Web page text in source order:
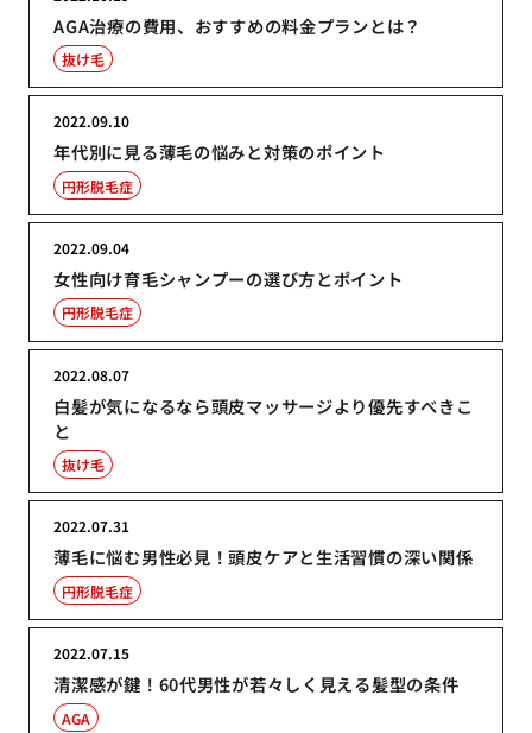
AGA治療の費用、おすすめの料金プランとは？
抜け毛
年代別に見る薄毛の悩みと対策のポイント
2022.09.10
円形脱毛症
女性向け育毛シャンプーの選び方とポイント
2022.09.04
円形脱毛症
白髪が気になるなら頭皮マッサージより優先すべきこ
と
2022.08.07
抜け毛
薄毛に悩む男性必見！頭皮ケアと生活習慣の深い関係
2022.07.31
円形脱毛症
清潔感が鍵！60代男性が若々しく見える髪型の条件
2022.07.15
AGA